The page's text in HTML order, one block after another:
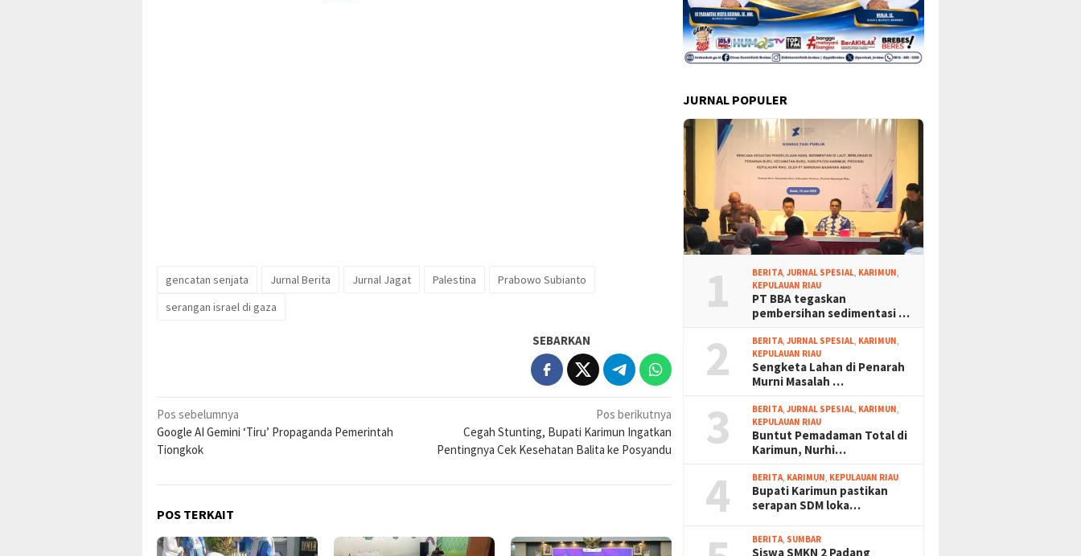
gencatan senjata Jurnal Berita Jurnal Jagat Palestina
Prabowo Subianto
serangan israel di gaza
SEBARKAN
Navigasi
pos
Pos sebelumnya
Google AI Gemini ‘Tiru’ Propaganda Pemerintah
Tiongkok
Pos berikutnya
Cegah Stunting, Bupati Karimun Ingatkan
Pentingnya Cek Kesehatan Balita ke Posyandu
POS TERKAIT
JURNAL POPULER
1 BERITA,JURNAL SPESIAL, KARIMUN,
KEPULAUAN RIAU
PT BBA tegaskan
pembersihan sedimentasi …
2 BERITA,JURNAL SPESIAL, KARIMUN,
KEPULAUAN RIAU
Sengketa Lahan di Penarah
Murni Masalah …
3 BERITA,JURNAL SPESIAL, KARIMUN,
KEPULAUAN RIAU
Buntut Pemadaman Total di
Karimun, Nurhi…
4 BERITA, KARIMUN, KEPULAUAN RIAU
Bupati Karimun pastikan
serapan SDM loka…
BERITA, SUMBAR
Siswa SMKN 2 Padang